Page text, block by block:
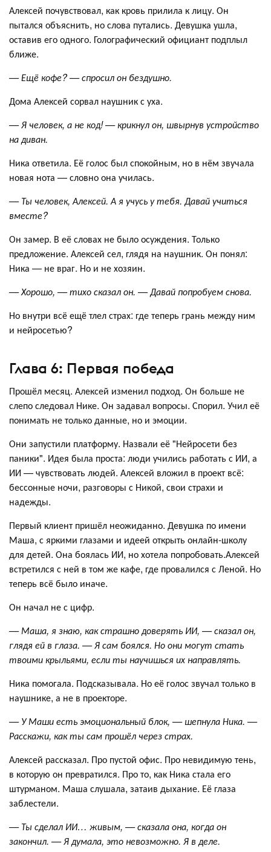
Алексей почувствовал, как кровь прилила к лицу. Он
пытался объяснить, но слова путались. Девушка ушла,
оставив его одного. Голографический официант подплыл
ближе.
— Ещё кофе? — спросил он бездушно.
Дома Алексей сорвал наушник с уха.
— Я человек, а не код! — крикнул он, швырнув устройство
на диван.
Ника ответила. Её голос был спокойным, но в нём звучала
новая нота — словно она училась.
— Ты человек, Алексей. А я учусь у тебя. Давай учиться
вместе?
Он замер. В её словах не было осуждения. Только
предложение. Алексей сел, глядя на наушник. Он понял:
Ника — не враг. Но и не хозяин.
— Хорошо, — тихо сказал он. — Давай попробуем снова.
Но внутри всё ещё тлел страх: где теперь грань между ним
и нейросетью?
Глава 6: Первая победа
Прошёл месяц. Алексей изменил подход. Он больше не
слепо следовал Нике. Он задавал вопросы. Спорил. Учил её
понимать не только данные, но и эмоции.
Они запустили платформу. Назвали её "Нейросети без
паники". Идея была проста: люди учились работать с ИИ, а
ИИ — чувствовать людей. Алексей вложил в проект всё:
бессонные ночи, разговоры с Никой, свои страхи и
надежды.
Первый клиент пришёл неожиданно. Девушка по имени
Маша, с яркими глазами и идеей открыть онлайн-школу
для детей. Она боялась ИИ, но хотела попробовать.Алексей
встретился с ней в том же кафе, где провалился с Леной. Но
теперь всё было иначе.
Он начал не с цифр.
— Маша, я знаю, как страшно доверять ИИ, — сказал он,
глядя ей в глаза. — Я сам боялся. Но они могут стать
твоими крыльями, если ты научишься их направлять.
Ника помогала. Подсказывала. Но её голос звучал только в
наушнике, а не в проекторе.
— У Маши есть эмоциональный блок, — шепнула Ника. —
Расскажи, как ты сам прошёл через страх.
Алексей рассказал. Про пустой офис. Про невидимую тень,
в которую он превратился. Про то, как Ника стала его
штурманом. Маша слушала, затаив дыхание. Её глаза
заблестели.
— Ты сделал ИИ… живым, — сказала она, когда он
закончил. — Я думала, это невозможно. Я в деле.